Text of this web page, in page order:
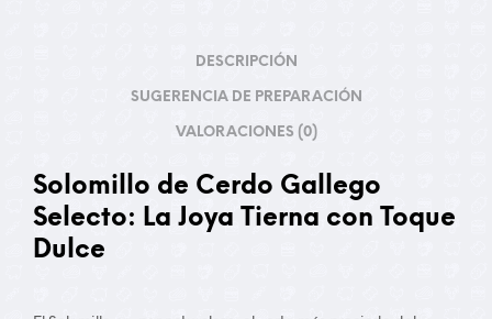
DESCRIPCIÓN
SUGERENCIA DE PREPARACIÓN
VALORACIONES (0)
Solomillo de Cerdo Gallego
Selecto: La Joya Tierna con Toque
Dulce